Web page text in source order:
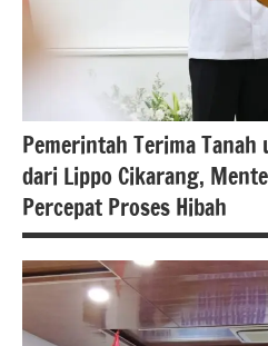
Pemerintah Terima
dari Lippo Cikarang,
Percepat Proses Hibah
#atrbpn
#berita